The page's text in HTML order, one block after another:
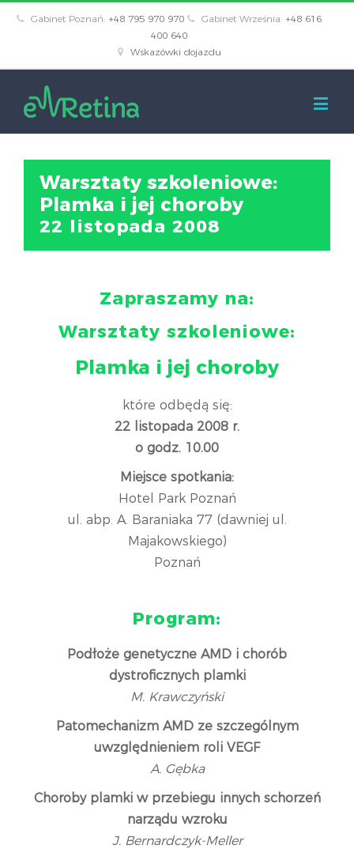
Gabinet Poznań: +48 795 970 970 Gabinet Września: +48 616
400 640
Wskazówki dojazdu
Warsztaty szkoleniowe:
Plamka i jej choroby
22 listopada 2008
Zapraszamy na:
Warsztaty szkoleniowe:
Plamka i jej choroby
które odbędą się:
22 listopada 2008 r.
o godz. 10.00
Miejsce spotkania:
Hotel Park Poznań
ul. abp. A. Baraniaka 77 (dawniej ul.
Majakowskiego)
Poznań
Program:
Podłoże genetyczne AMD i chorób
dystroficznych plamki
M. Krawczyński
Patomechanizm AMD ze szczególnym
uwzględnieniem roli VEGF
A. Gębka
Choroby plamki w przebiegu innych schorzeń
narządu wzroku
J. Bernardczyk-Meller